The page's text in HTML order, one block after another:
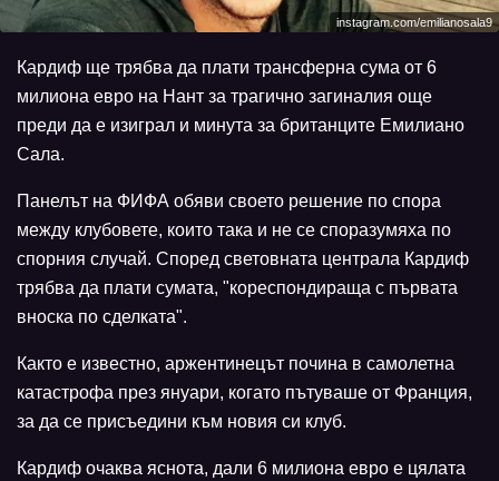
instagram.com/emilianosala9
Кардиф ще трябва да плати трансферна сума от 6
милиона евро на Нант за трагично загиналия още
преди да е изиграл и минута за британците Емилиано
Сала.
Панелът на ФИФА обяви своето решение по спора
между клубовете, които така и не се споразумяха по
спорния случай. Според световната централа Кардиф
трябва да плати сумата, "кореспондираща с първата
вноска по сделката".
Както е известно, аржентинецът почина в самолетна
катастрофа през януари, когато пътуваше от Франция,
за да се присъедини към новия си клуб.
Кардиф очаква яснота, дали 6 милиона евро е цялата